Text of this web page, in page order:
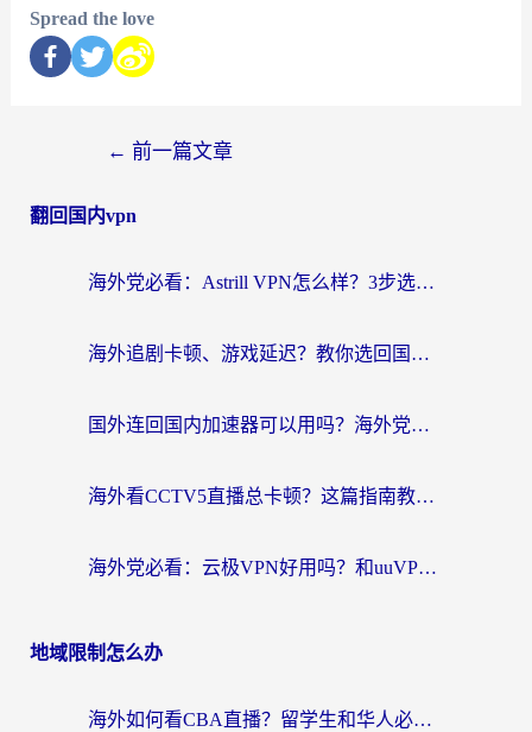
Spread the love
← 前一篇文章
翻回国内vpn
海外党必看：Astrill VPN怎么样？3步选对回国加速器实现无缝刷剧玩游戏
海外追剧卡顿、游戏延迟？教你选回国加速器，附免费加速器试用一小时福利
国外连回国内加速器可以用吗？海外党亲测实用指南，解决追剧游戏卡顿难题
海外看CCTV5直播总卡顿？这篇指南教你选对回国加速器，无缝刷国内资源
海外党必看：云极VPN好用吗？和uuVPN对比哪个回国效果更好？附真实体验+避坑指南
地域限制怎么办
海外如何看CBA直播？留学生和华人必看的无卡顿观赛指南